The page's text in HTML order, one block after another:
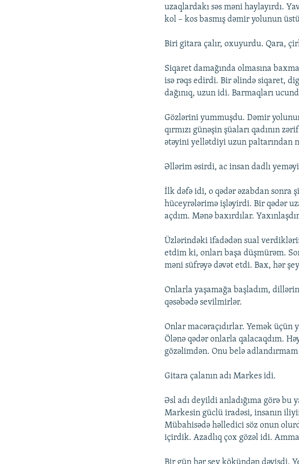
uzaqlardakı səs məni haylayırdı.
kol – kos basmış dəmir yolunun
Biri gitara çalır, oxuyurdu. Qara,
Siqaret damağında olmasına
isə rəqs edirdi. Bir əlində siqaret,
dağınıq, uzun idi. Barmaqları
Gözlərini yummuşdu. Dəmir
qırmızı günəşin şüaları qadının
ətəyini yellətdiyi uzun paltarından
Əllərim əsirdi, ac insan dadlı
İlk dəfə idi, o qədər əzabdan sonra
hüceyrələrimə işləyirdi. Bir qədər
açdım. Mənə baxırdılar.
Üzlərindəki ifadədən sual
etdim ki, onları başa düşmürəm.
məni süfrəyə dəvət etdi. Bax, hər
Onlarla yaşamağa başladım,
qəsəbədə sevilmirlər.
Onlar macəraçıdırlar. Yemək üçün
Ölənə qədər onlarla qalacaqdım.
gözəlimdən. Onu belə
Gitara çalanın adı Markes idi.
Əsl adı deyildi anladığıma görə bu
Markesin güclü iradəsi, insanın
Mübahisədə həlledici söz onun
içirdik. Azadlıq çox gözəl idi.